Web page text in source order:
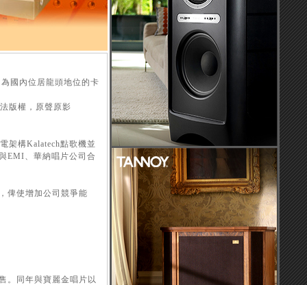
國內位居龍頭地位的卡
版權，原聲原影
架構Kalatech點歌機並
EMI、華納唱片公司合
俾使增加公司競爭能
。同年與寶麗金唱片以